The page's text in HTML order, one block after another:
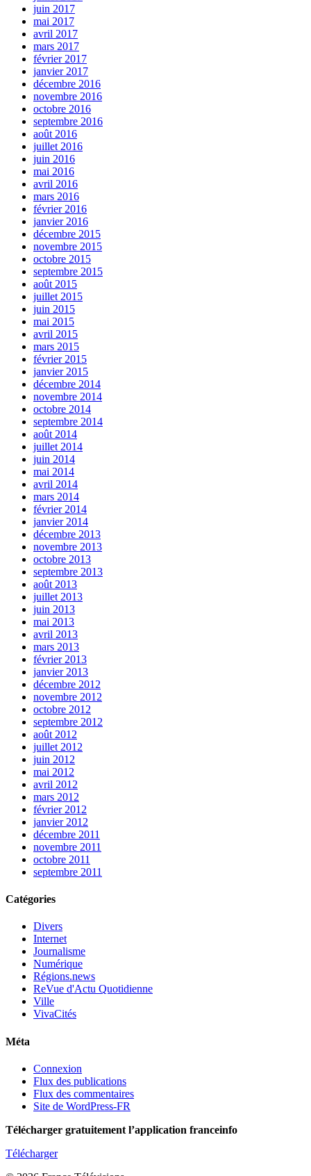
juin 2017
mai 2017
avril 2017
mars 2017
février 2017
janvier 2017
décembre 2016
novembre 2016
octobre 2016
septembre 2016
août 2016
juillet 2016
juin 2016
mai 2016
avril 2016
mars 2016
février 2016
janvier 2016
décembre 2015
novembre 2015
octobre 2015
septembre 2015
août 2015
juillet 2015
juin 2015
mai 2015
avril 2015
mars 2015
février 2015
janvier 2015
décembre 2014
novembre 2014
octobre 2014
septembre 2014
août 2014
juillet 2014
juin 2014
mai 2014
avril 2014
mars 2014
février 2014
janvier 2014
décembre 2013
novembre 2013
octobre 2013
septembre 2013
août 2013
juillet 2013
juin 2013
mai 2013
avril 2013
mars 2013
février 2013
janvier 2013
décembre 2012
novembre 2012
octobre 2012
septembre 2012
août 2012
juillet 2012
juin 2012
mai 2012
avril 2012
mars 2012
février 2012
janvier 2012
décembre 2011
novembre 2011
octobre 2011
septembre 2011
Catégories
Divers
Internet
Journalisme
Numérique
Régions.news
ReVue d'Actu Quotidienne
Ville
VivaCités
Méta
Connexion
Flux des publications
Flux des commentaires
Site de WordPress-FR
Télécharger gratuitement l’application franceinfo
Télécharger